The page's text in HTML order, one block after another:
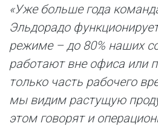
«Уже больше года
Эльдорадо
режиме – до 80% наших
работают вне офиса или
только часть рабочего
мы видим растущую
этом говорят и